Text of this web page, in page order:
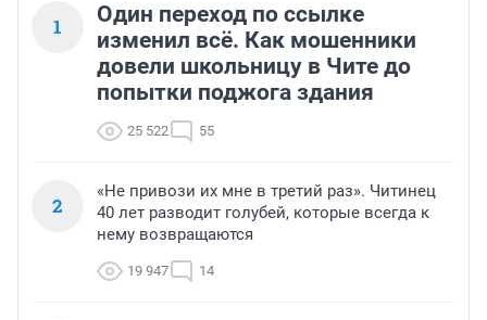
1
Один переход по ссылке
изменил всё. Как мошенники
довели школьницу в Чите до
попытки поджога здания
25 522 55
2
«Не привози их мне в третий раз». Читинец
40 лет разводит голубей, которые всегда к
нему возвращаются
19 947 14